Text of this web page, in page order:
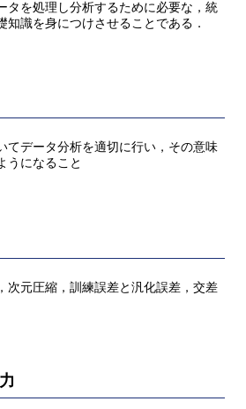
タを処理し分析するために必要な，統
知識を身につけさせることである．
てデータ分析を適切に行い，その意味
うになること
次元圧縮，訓練誤差と汎化誤差，交差